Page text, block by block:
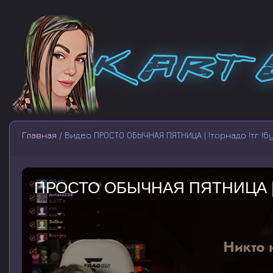
Главная / Видео ПРОСТО ОБЫЧНАЯ ПЯТНИЦА | !торнадо !тг
ПРОСТО ОБЫЧНАЯ ПЯТНИЦА |